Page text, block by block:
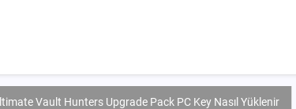
Vault Hunters Upgrade Pack PC Key Nasıl Yüklenir